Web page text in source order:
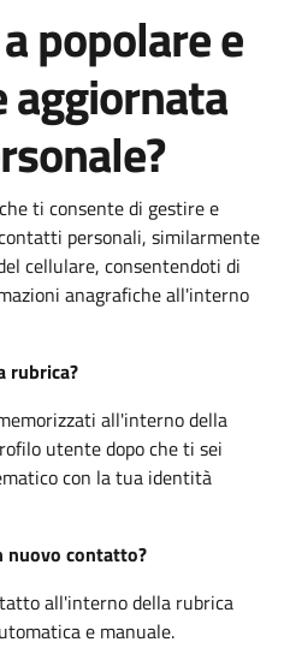
popolare e
aggiornata
ti consente di gestire e
personali, similarmente
cellulare, consentendoti di
anagrafiche all'interno
rubrica?
all'interno della
utente dopo che ti sei
con la tua identità
nuovo contatto?
all'interno della rubrica
e manuale.